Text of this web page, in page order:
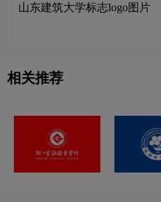
山东建筑大学标志logo图片
相关推荐